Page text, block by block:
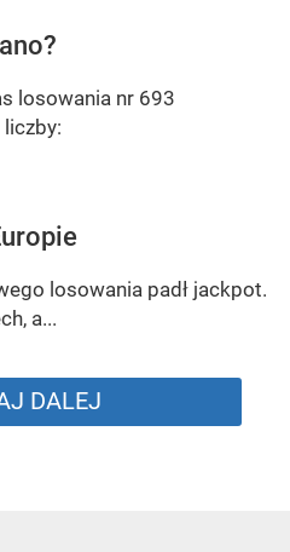
losowania nr 693
losowania padł jackpot.
a...
DALEJ